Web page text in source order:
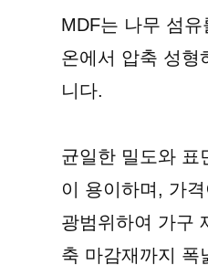
MDF는 나무 섬
온에서 압축 성형
니다.
균일한 밀도와 표
이 용이하며, 가
광범위하여 가구
축 마감재까지 폭